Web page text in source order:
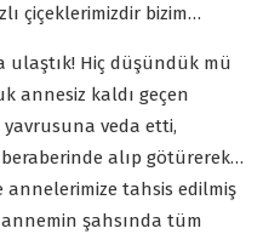
çiçeklerimizdir bizim…
ulaştık! Hiç düşündük mü
annesiz kaldı geçen
yavrusuna veda etti,
beraberinde alıp götürerek…
annelerimize tahsis edilmiş
şahsında tüm